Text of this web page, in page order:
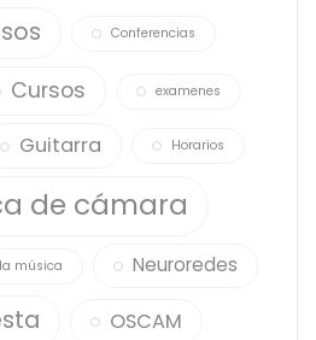
Conferencias
Cursos examenes
Guitarra Horarios
de cámara
música Neuroredes
OSCAM